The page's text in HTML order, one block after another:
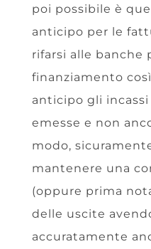
poi possibile è
anticipo per le
rifarsi alle banche
finanziamento
anticipo gli
emesse e non
modo,
mantenere una
(oppure prima
delle uscite
accuratamente